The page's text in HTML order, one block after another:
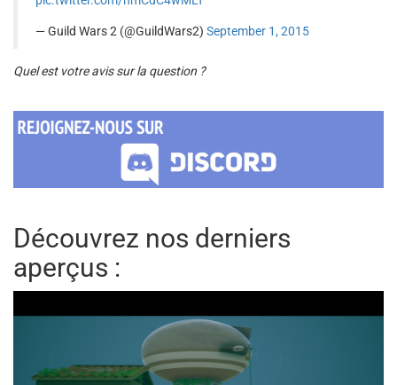
— Guild Wars 2 (@GuildWars2) September 1, 2015
Quel est votre avis sur la question ?
Découvrez nos derniers
aperçus :